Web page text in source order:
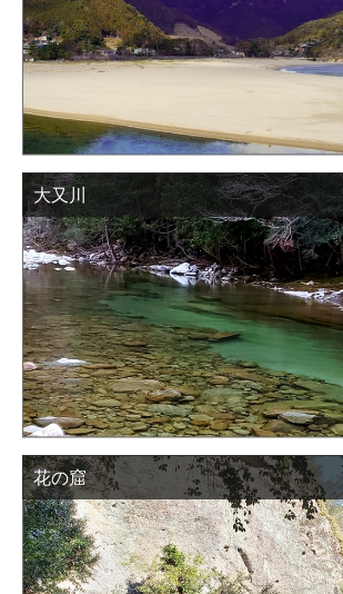
大又川
花の窟